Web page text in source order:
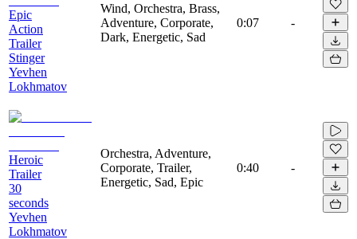
Epic
Action
Trailer
Stinger
Yevhen
Lokhmatov
Wind, Orchestra, Brass,
Adventure, Corporate,
Dark, Energetic, Sad
0:07 -
Heroic
Trailer
30
seconds
Yevhen
Lokhmatov
Orchestra, Adventure,
Corporate, Trailer,
Energetic, Sad, Epic
0:40 -